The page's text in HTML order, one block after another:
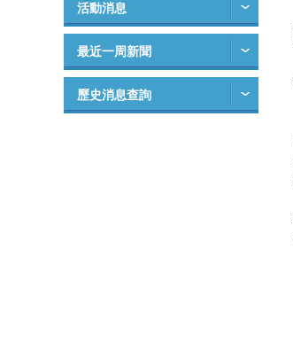
活動消息
最近一周新聞
歷史消息查詢